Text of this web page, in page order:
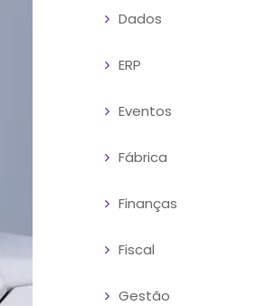
Dados
ERP
Eventos
Fábrica
Finanças
Fiscal
Gestão